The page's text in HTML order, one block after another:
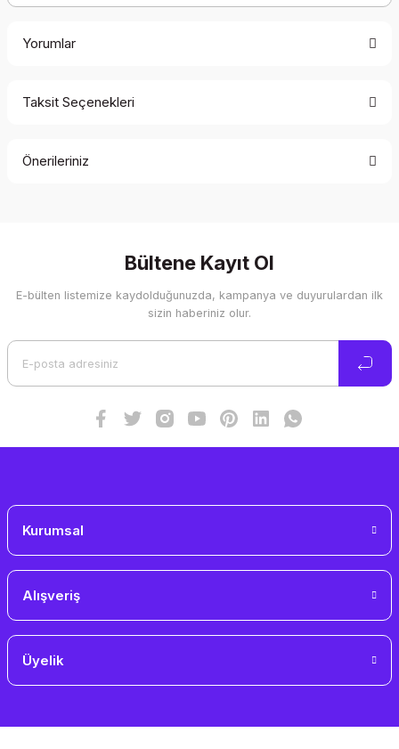
Yorumlar
Taksit Seçenekleri
Önerileriniz
Görüş ve önerileriniz için teşekkür ederiz.
Ürün resmi kalitesiz, bozuk veya görüntülenemiyor.
Bültene Kayıt Ol
E-bülten listemize kaydolduğunuzda, kampanya ve duyurulardan ilk
sizin haberiniz olur.
Kurumsal
Alışveriş
Üyelik